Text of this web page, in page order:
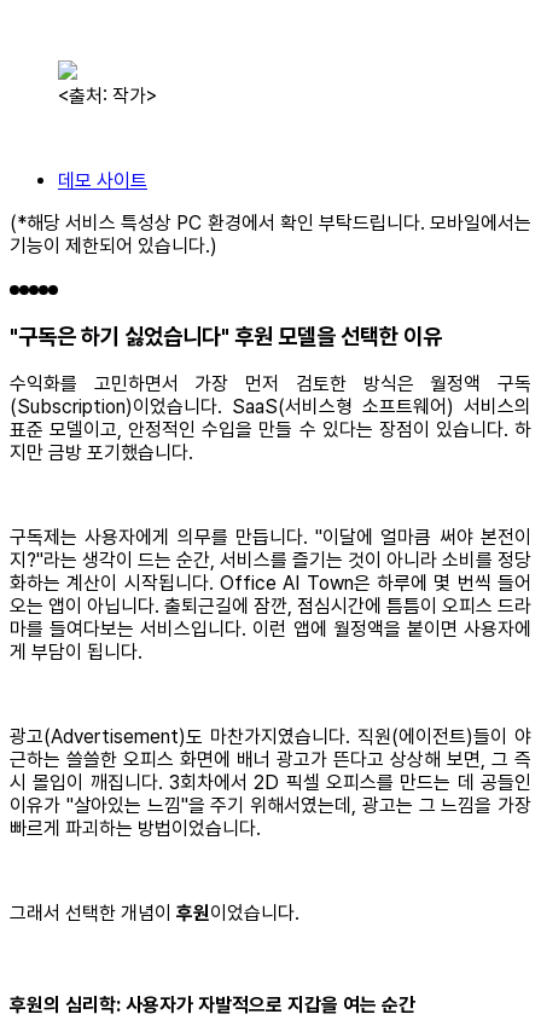
<출처: 작가>
데모 사이트
(*해당 서비스 특성상 PC 환경에서 확인 부탁드립니다. 모바일에서는
기능이 제한되어 있습니다.)
"구독은 하기 싫었습니다" 후원 모델을 선택한 이유
수익화를 고민하면서 가장 먼저 검토한 방식은 월정액 구독
(Subscription)이었습니다. SaaS(서비스형 소프트웨어) 서비스의
표준 모델이고, 안정적인 수입을 만들 수 있다는 장점이 있습니다. 하
지만 금방 포기했습니다.
구독제는 사용자에게 의무를 만듭니다. "이달에 얼마큼 써야 본전이
지?"라는 생각이 드는 순간, 서비스를 즐기는 것이 아니라 소비를 정당
화하는 계산이 시작됩니다. Office AI Town은 하루에 몇 번씩 들어
오는 앱이 아닙니다. 출퇴근길에 잠깐, 점심시간에 틈틈이 오피스 드라
마를 들여다보는 서비스입니다. 이런 앱에 월정액을 붙이면 사용자에
게 부담이 됩니다.
광고(Advertisement)도 마찬가지였습니다. 직원(에이전트)들이 야
근하는 쓸쓸한 오피스 화면에 배너 광고가 뜬다고 상상해 보면, 그 즉
시 몰입이 깨집니다. 3회차에서 2D 픽셀 오피스를 만드는 데 공들인
이유가 "살아있는 느낌"을 주기 위해서였는데, 광고는 그 느낌을 가장
빠르게 파괴하는 방법이었습니다.
그래서 선택한 개념이 후원이었습니다.
후원의 심리학: 사용자가 자발적으로 지갑을 여는 순간